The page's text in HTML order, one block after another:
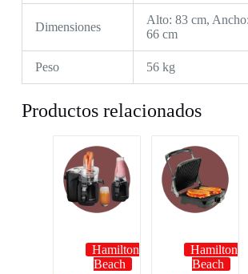
Dimensiones
Alto: 83 cm,
66 cm
Peso 56 kg
Productos relacionados
Hamilton
Beach
Hamilton
Beach